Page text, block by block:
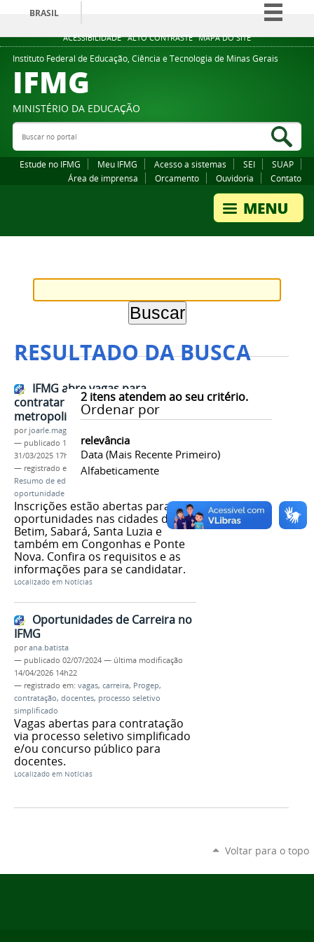
ACESSIBILIDADE ALTO CONTRASTE MAPA DO SITE
BRASIL
Simplifique!
Comunica BR
Legislação
Instituto Federal de Educação, Ciência e Tecnologia de Minas Gerais
IFMG
MINISTÉRIO DA EDUCAÇÃO
Buscar no portal
Estude no IFMG Meu IFMG Acesso a sistemas SEI
SUAP
Área de imprensa
Orcamento Ouvidoria Contato
RESULTADO DA BUSCA
2itens atendem ao seu critério.
Ordenar por
relevância
Data (mais Recente Primeiro)
Alfabeticamente
IFMG abre vagas para
contratar professores na região
metropolitana de BH
por joarle.magalhaes
— publicado 18/03/2025—última modificação
31/03/2025 17h43
— registrado em:
Professor visitante,Vagas
Resumo de edital
oportunidade
Inscrições estão abertas para sete
oportunidades nas cidades de
Betim, Sabará, Santa Luzia e
também em Congonhas e Ponte
Nova. Confira os requisitos e as
informações para se candidatar.
Localizado em Notícias
Oportunidades de Carreira no
IFMG
porana.batista
— publicado 02/07/2024 — última modificação
14/04/2026 14h22
— registrado em: vagas, carreira, Progep,
contratação, docentes, processo seletivo
simplificado
Vagas abertas para contratação
via processo seletivo simplificado
e/ou concurso público para
docentes.
Localizado em Notícias
Voltar para o topo